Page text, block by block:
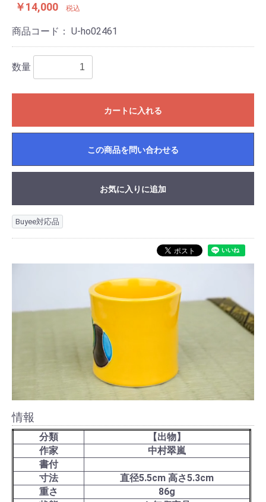
￥14,000 税込
商品コード： U-ho02461
数量
カートに入れる
この商品を問い合わせる
お気に入りに追加
Buyee対応品
情報
分類
【出物】
作家
中村翠嵐
書付
寸法
直径5.5cm 高さ5.3cm
重さ
86g